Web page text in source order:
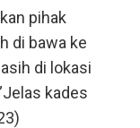
pihak
di bawa ke
di lokasi
kades